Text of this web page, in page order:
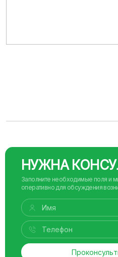
НУЖНА
Заполните необходимые поля и
оперативно для обсуждения